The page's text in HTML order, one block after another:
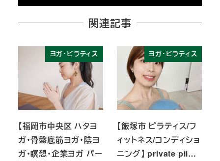
関連記事
ヨガ・ピラティス
【福岡市中央区 ハタヨ
ガ・骨盤底筋ヨガ・陰ヨ
ガ・瞑想・企業ヨガ パー
ヨガ・ピラティス
【飯塚市 ピラティス/フ
ィットネス/コンディショ
ニング】 private pil…